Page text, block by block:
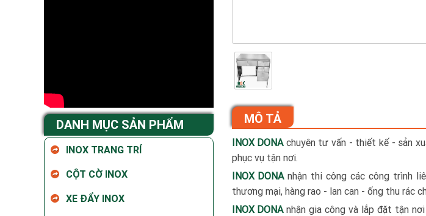
DANH MỤC SẢN PHẨM
INOX TRANG TRÍ
CỘT CỜ INOX
XE ĐẨY INOX
MÔ TẢ
INOX DONAchuyên tư vấn - thiết kế - sản
phục vụ tận nơi.
INOX DONAnhận thi công các công trình
thương mại, hàng rao - lan can - ống thu rác
INOX DONAnhận gia công và lắp đặt tận nơi